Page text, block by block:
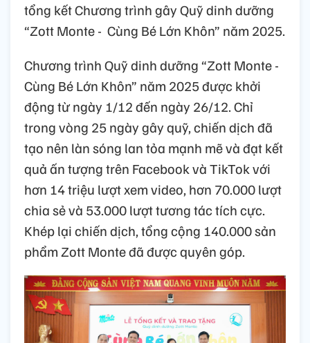
tổng kết Chương trình gây Quỹ dinh dưỡng
“Zott Monte - Cùng Bé Lớn Khôn” năm 2025.
Chương trình Quỹ dinh dưỡng “Zott Monte -
Cùng Bé Lớn Khôn” năm 2025 được khởi
động từ ngày 1/12 đến ngày 26/12. Chỉ
trong vòng 25 ngày gây quỹ, chiến dịch đã
tạo nên làn sóng lan tỏa mạnh mẽ và đạt kết
quả ấn tượng trên Facebook và TikTok với
hơn 14 triệu lượt xem video, hơn 70.000 lượt
chia sẻ và 53.000 lượt tương tác tích cực.
Khép lại chiến dịch, tổng cộng 140.000 sản
phẩm Zott Monte đã được quyên góp.